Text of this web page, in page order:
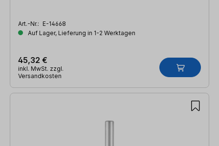
Art.-Nr.: E-14668
Auf Lager, Lieferung in 1-2 Werktagen
45,32 €
inkl. MwSt. zzgl.
Versandkosten